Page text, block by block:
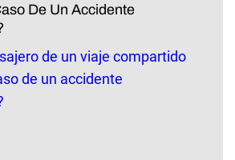
De Un Accidente